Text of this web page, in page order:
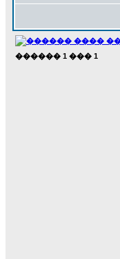
������ 1 ��� 1